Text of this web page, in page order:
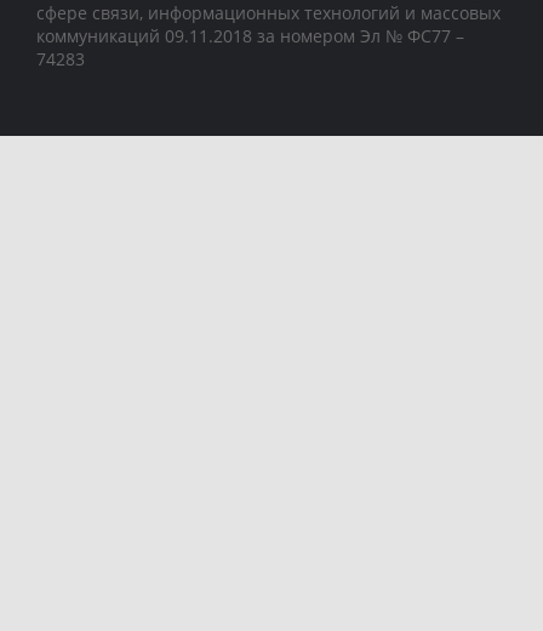
сфере связи, информационных технологий и массовых
коммуникаций 09.11.2018 за номером Эл № ФС77 –
74283